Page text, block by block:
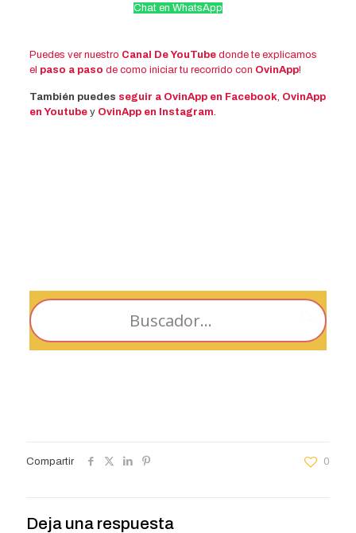
Chat en WhatsApp
Puedes ver nuestro Canal De YouTubedonde te explicamos
el paso a paso de como iniciar tu recorrido con OvinApp!
También puedes seguir a OvinApp en Facebook, OvinApp
en Youtubey OvinApp en Instagram.
Compartir 0
Deja una respuesta